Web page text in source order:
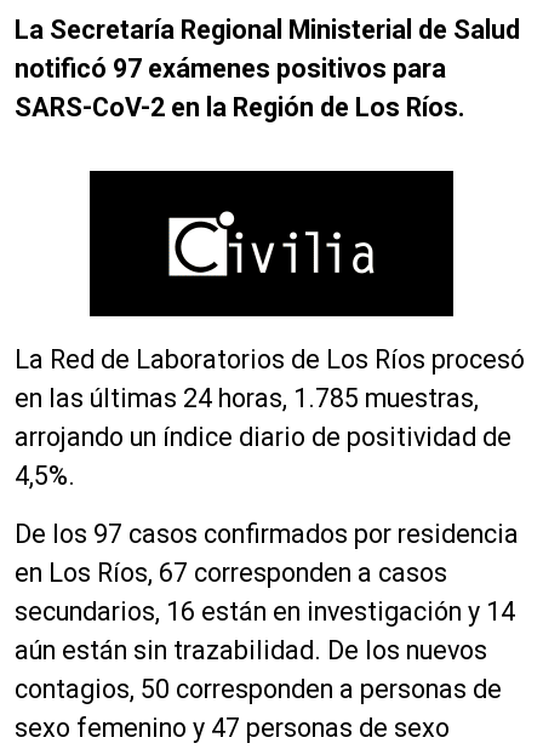
La Secretaría Regional Ministerial de Salud
notificó 97 exámenes positivos para
SARS-CoV-2 en la Región de Los Ríos.
La Red de Laboratorios de Los Ríos procesó
en las últimas 24 horas, 1.785 muestras,
arrojando un índice diario de positividad de
4,5%.
De los 97 casos confirmados por residencia
en Los Ríos, 67 corresponden a casos
secundarios, 16 están en investigación y 14
aún están sin trazabilidad. De los nuevos
contagios, 50 corresponden a personas de
sexo femenino y 47 personas de sexo